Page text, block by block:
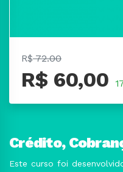
R$72.00
R$ 60,00
Crédito,
Este curso foi